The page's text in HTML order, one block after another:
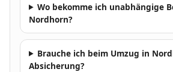
Wo bekomme ich unabhängige
Nordhorn?
Brauche ich beim Umzug in
Absicherung?